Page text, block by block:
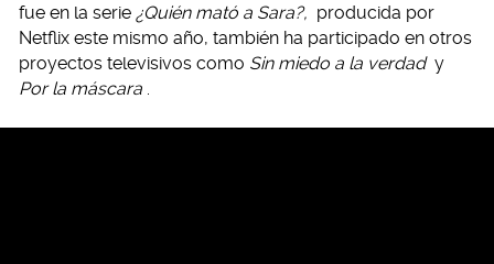
fue en la serie ¿Quién mató a Sara?, producida por
Netflix este mismo año, también ha participado en otros
proyectos televisivos como Sin miedo a la verdad y
Por la máscara .